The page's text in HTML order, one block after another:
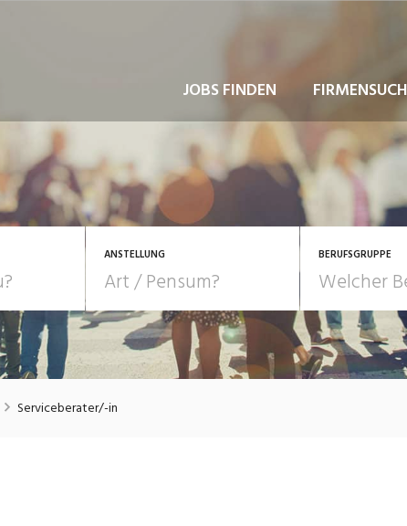
JOBS FINDEN
ANSTELLUNG
10-100%Pensum
Temporär (befristet)
POSITION
BERUFSGRUPPE
Handwerk, Elektro Bildung, Kunst,
Berufe, Sport
Human Resources
Serviceberater/-in